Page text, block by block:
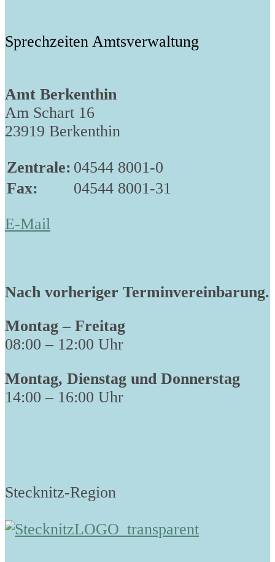
Sprechzeiten Amtsverwaltung
Amt Berkenthin
Am Schart 16
23919 Berkenthin
Zentrale: 04544 8001-0
Fax:
04544 8001-31
E-Mail
Nach vorheriger Terminvereinbarung.
Montag – Freitag
08:00 – 12:00 Uhr
Montag, Dienstag und Donnerstag
14:00 – 16:00 Uhr
Stecknitz-Region